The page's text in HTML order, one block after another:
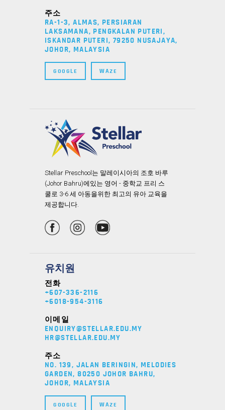
주소
RA-1-3, ALMAS, PERSIARAN
LAKSAMANA, PENGKALAN PUTERI,
ISKANDAR PUTERI, 79250 NUSAJAYA,
JOHOR, MALAYSIA
GOOGLE WAZE
Stellar Preschool는 말레이시아의 조호 바루
(Johor Bahru)에있는 영어 - 중학교 프리 스
쿨로 3-6 세 아동을위한 최고의 유아 교육을
제공합니다.
유치원
전화
+607-336-2116
+6018-954-3116
이메일
ENQUIRY@STELLAR.EDU.MY
HR@STELLAR.EDU.MY
주소
NO. 139, JALAN BERINGIN, MELODIES
GARDEN, 80250 JOHOR BAHRU,
JOHOR, MALAYSIA
GOOGLE WAZE